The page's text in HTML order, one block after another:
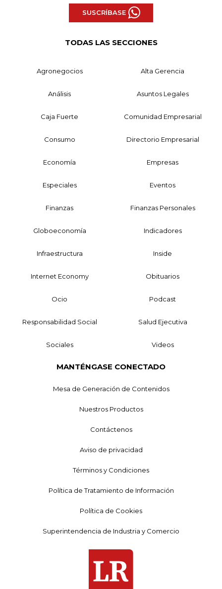
SUSCRÍBASE
TODAS LAS SECCIONES
Agronegocios Alta Gerencia
Análisis Asuntos Legales
Caja Fuerte Comunidad Empresarial
Consumo Directorio Empresarial
Economía Empresas
Especiales Eventos
Finanzas Finanzas Personales
Globoeconomía Indicadores
Infraestructura Inside
Internet Economy Obituarios
Ocio Podcast
Responsabilidad Social Salud Ejecutiva
Sociales Videos
MANTÉNGASE CONECTADO
Mesa de Generación de Contenidos
Nuestros Productos
Contáctenos
Aviso de privacidad
Términos y Condiciones
Política de Tratamiento de Información
Política de Cookies
Superintendencia de Industria y Comercio